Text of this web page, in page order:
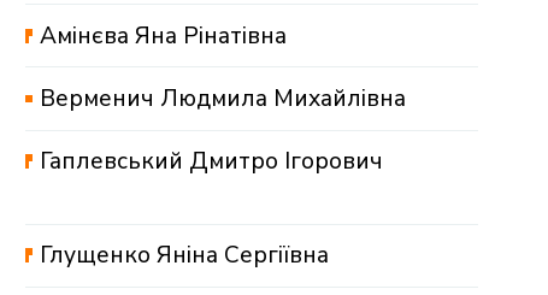
Амінєва Яна Рінатівна
Верменич Людмила Михайлівна
Гаплевський Дмитро Ігорович
Глущенко Яніна Сергіївна